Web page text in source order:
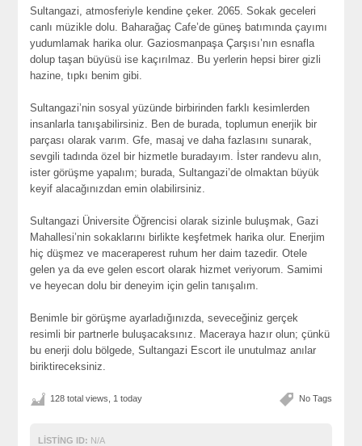
Sultangazi, atmosferiyle kendine çeker. 2065. Sokak geceleri
canlı müzikle dolu. Baharağaç Cafe’de güneş batımında çayımı
yudumlamak harika olur. Gaziosmanpaşa Çarşısı’nın esnafla
dolup taşan büyüsü ise kaçırılmaz. Bu yerlerin hepsi birer gizli
hazine, tıpkı benim gibi.
Sultangazi’nin sosyal yüzünde birbirinden farklı kesimlerden
insanlarla tanışabilirsiniz. Ben de burada, toplumun enerjik bir
parçası olarak varım. Gfe, masaj ve daha fazlasını sunarak,
sevgili tadında özel bir hizmetle buradayım. İster randevu alın,
ister görüşme yapalım; burada, Sultangazi’de olmaktan büyük
keyif alacağınızdan emin olabilirsiniz.
Sultangazi Üniversite Öğrencisi olarak sizinle buluşmak, Gazi
Mahallesi’nin sokaklarını birlikte keşfetmek harika olur. Enerjim
hiç düşmez ve maceraperest ruhum her daim tazedir. Otele
gelen ya da eve gelen escort olarak hizmet veriyorum. Samimi
ve heyecan dolu bir deneyim için gelin tanışalım.
Benimle bir görüşme ayarladığınızda, seveceğiniz gerçek
resimli bir partnerle buluşacaksınız. Maceraya hazır olun; çünkü
bu enerji dolu bölgede, Sultangazi Escort ile unutulmaz anılar
biriktireceksiniz.
No Tags
128 total views, 1 today
LISTING ID: N/A